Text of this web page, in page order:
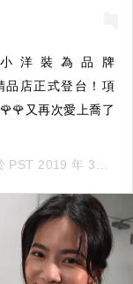
小洋裝為品牌
品店正式登台！項
又再次愛上喬了
PST 2019 年 3月 月 3 日 下午 11:04